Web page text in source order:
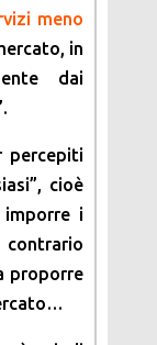
meno
in
dai
percepiti
cioè
i
proporre